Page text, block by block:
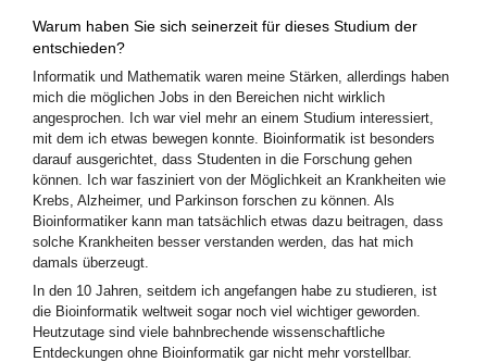
Warum haben Sie sich seinerzeit für dieses Studium der
entschieden?
Informatik und Mathematik waren meine Stärken, allerdings haben
mich die möglichen Jobs in den Bereichen nicht wirklich
angesprochen. Ich war viel mehr an einem Studium interessiert,
mit dem ich etwas bewegen konnte. Bioinformatik ist besonders
darauf ausgerichtet, dass Studenten in die Forschung gehen
können. Ich war fasziniert von der Möglichkeit an Krankheiten wie
Krebs, Alzheimer, und Parkinson forschen zu können. Als
Bioinformatiker kann man tatsächlich etwas dazu beitragen, dass
solche Krankheiten besser verstanden werden, das hat mich
damals überzeugt.
In den 10 Jahren, seitdem ich angefangen habe zu studieren, ist
die Bioinformatik weltweit sogar noch viel wichtiger geworden.
Heutzutage sind viele bahnbrechende wissenschaftliche
Entdeckungen ohne Bioinformatik gar nicht mehr vorstellbar.